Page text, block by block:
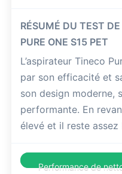
RÉSUMÉ DU TEST
PURE ONE S15 PET
L’aspirateur Tineco
par son efficacité et
son design moderne,
performante. En
élevé et il reste assez
Performance de